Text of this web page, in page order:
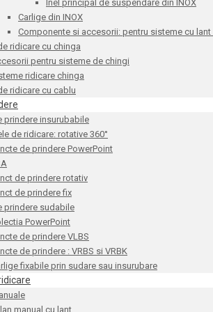
Inel principal de suspendare din INOX
Carlige din INOX
Componente si accesorii: pentru sisteme cu lant
ridicare cu chinga
pentru sisteme de chingi
ridicare chinga
ridicare cu cablu
prindere insurubabile
de ridicare: rotative 360°
de prindere PowerPoint
de prindere rotativ
de prindere fix
prindere sudabile
PowerPoint
de prindere VLBS
de prindere : VRBS si VRBK
fixabile prin sudare sau insurubare
manual cu lant